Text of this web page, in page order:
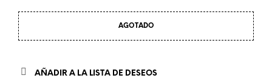
AGOTADO
AÑADIR A LA LISTA DE DESEOS